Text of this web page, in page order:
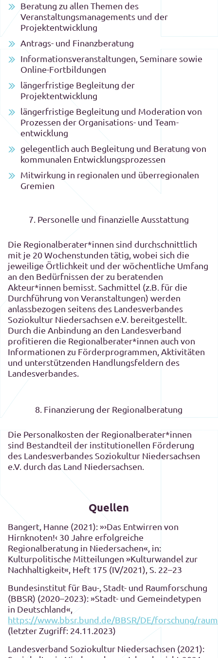
Beratung zu allen Themen des
Veranstaltungsmanagements und der
Projektentwicklung
Antrags- und Finanzberatung
Informationsveranstaltungen, Seminare sowie
Online-Fortbildungen
längerfristige Begleitung der
Projektentwicklung
längerfristige Begleitung und Moderation von
Prozessen der Organisations- und Team-
entwicklung
gelegentlich auch Begleitung und Beratung von
kommunalen Entwicklungsprozessen
Mitwirkung in regionalen und überregionalen
Gremien
7. Personelle und finanzielle Ausstattung
Die Regionalberater*innen sind durchschnittlich
mit je 20 Wochenstunden tätig, wobei sich die
jeweilige Örtlichkeit und der wöchentliche Umfang
an den Bedürfnissen der zu beratenden
Akteur*innen bemisst. Sachmittel (z.B. für die
Durchführung von Veranstaltungen) werden
anlassbezogen seitens des Landesverbandes
Soziokultur Niedersachsen e.V. bereitgestellt.
Durch die Anbindung an den Landesverband
profitieren die Regionalberater*innen auch von
Informationen zu Förderprogrammen, Aktivitäten
und unterstützenden Handlungsfeldern des
Landesverbandes.
8. Finanzierung der Regionalberatung
Die Personalkosten der Regionalberater*innen
sind Bestandteil der institutionellen Förderung
des Landesverbandes Soziokultur Niedersachsen
e.V. durch das Land Niedersachsen.
Quellen
Bangert, Hanne (2021): »›Das Entwirren von
Hirnknoten!‹ 30 Jahre erfolgreiche
Regionalberatung in Niedersachen«, in:
Kulturpolitische Mitteilungen »Kulturwandel zur
Nachhaltigkeit«, Heft 175 (IV/2021), S. 22–23
Bundesinstitut für Bau-, Stadt- und Raumforschung
(BBSR) (2020–2023): »Stadt- und Gemeindetypen
in Deutschland«,
https://www.bbsr.bund.de/BBSR/DE/forschung/
(letzter Zugriff: 24.11.2023)
Landesverband Soziokultur Niedersachsen (2021):